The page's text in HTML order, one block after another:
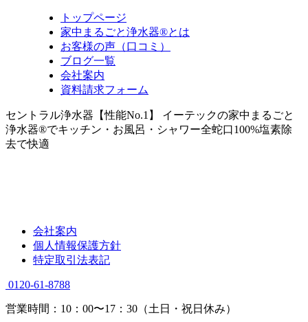
トップページ
家中まるごと浄水器®とは
お客様の声（口コミ）
ブログ一覧
会社案内
資料請求フォーム
セントラル浄水器【性能No.1】 イーテックの家中まるごと
浄水器®でキッチン・お風呂・シャワー全蛇口100%塩素除
去で快適
会社案内
個人情報保護方針
特定取引法表記
0120-61-8788
営業時間：10：00〜17：30（土日・祝日休み）